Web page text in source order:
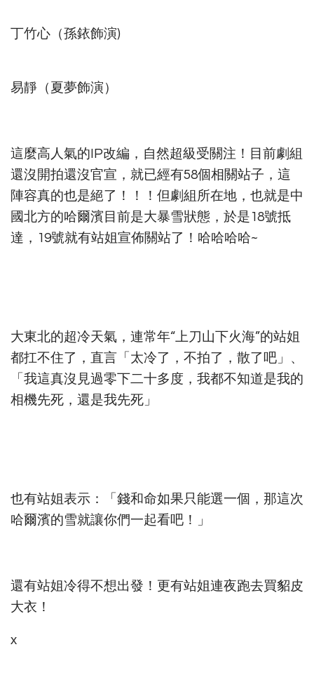
丁竹心（孫銥飾演)
易靜（夏夢飾演）
這麼高人氣的IP改編，自然超級受關注！目前劇組
還沒開拍還沒官宣，就已經有58個相關站子，這
陣容真的也是絕了！！！但劇組所在地，也就是中
國北方的哈爾濱目前是大暴雪狀態，於是18號抵
達，19號就有站姐宣佈關站了！哈哈哈哈~
大東北的超冷天氣，連常年“上刀山下火海”的站姐
都扛不住了，直言「太冷了，不拍了，散了吧」、
「我這真沒見過零下二十多度，我都不知道是我的
相機先死，還是我先死」
也有站姐表示：「錢和命如果只能選一個，那這次
哈爾濱的雪就讓你們一起看吧！」
還有站姐冷得不想出發！更有站姐連夜跑去買貂皮
大衣！
x